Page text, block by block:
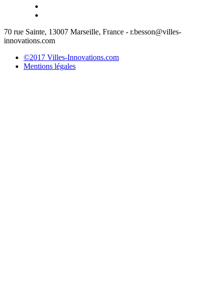
70 rue Sainte, 13007 Marseille, France - r.besson@villes-
innovations.com
©2017 Villes-Innovations.com
Mentions légales